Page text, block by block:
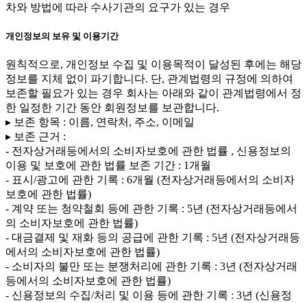
차와 방법에 따라 수사기관의 요구가 있는 경우
개인정보의 보유 및 이용기간
원칙적으로, 개인정보 수집 및 이용목적이 달성된 후에는 해당
정보를 지체 없이 파기합니다. 단, 관계법령의 규정에 의하여
보존할 필요가 있는 경우 회사는 아래와 같이 관계법령에서 정
한 일정한 기간 동안 회원정보를 보관합니다.
▸ 보존 항목 : 이름, 연락처, 주소, 이메일
▸ 보존 근거 :
- 전자상거래등에서의 소비자보호에 관한 법률 , 신용정보의
이용 및 보호에 관한 법률 보존 기간 : 1개월
- 표시/광고에 관한 기록 : 6개월 (전자상거래등에서의 소비자
보호에 관한 법률)
- 계약 또는 청약철회 등에 관한 기록 : 5년 (전자상거래등에서
의 소비자보호에 관한 법률)
- 대금결제 및 재화 등의 공급에 관한 기록 : 5년 (전자상거래등
에서의 소비자보호에 관한 법률)
- 소비자의 불만 또는 분쟁처리에 관한 기록 : 3년 (전자상거래
등에서의 소비자보호에 관한 법률)
- 신용정보의 수집/처리 및 이용 등에 관한 기록 : 3년 (신용정